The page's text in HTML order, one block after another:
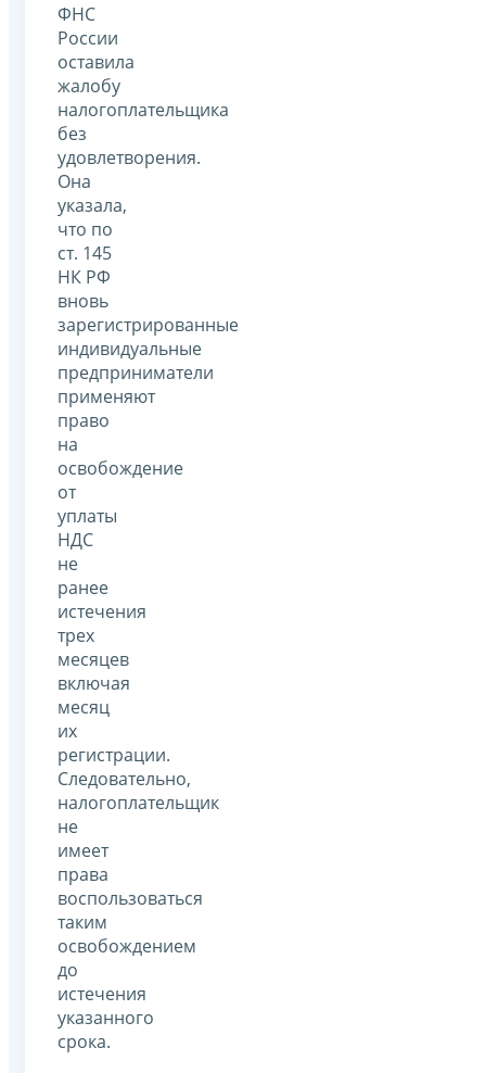
ФНС
России
оставила
жалобу
налогоплательщика
без
удовлетворения.
Она
указала,
что по
ст. 145
НК РФ
вновь
зарегистрированные
индивидуальные
предприниматели
применяют
право
на
освобождение
от
уплаты
НДС
не
ранее
истечения
трех
месяцев
включая
месяц
их
регистрации.
Следовательно,
налогоплательщик
не
имеет
права
воспользоваться
таким
освобождением
до
истечения
указанного
срока.